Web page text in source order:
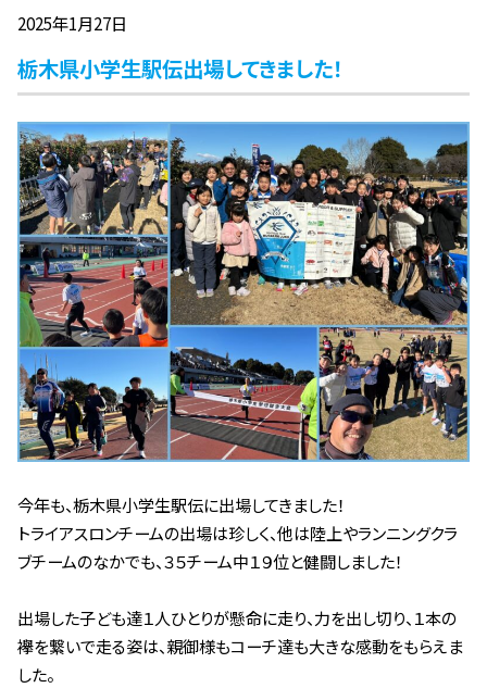
2025年1月27日
栃木県小学生駅伝出場してきました！
今年も、栃木県小学生駅伝に出場してきました！
トライアスロンチームの出場は珍しく、他は陸上やランニングクラ
ブチームのなかでも、３５チーム中１９位と健闘しました！
出場した子ども達１人ひとりが懸命に走り、力を出し切り、１本の
襷を繋いで走る姿は、親御様もコーチ達も大きな感動をもらえま
した。